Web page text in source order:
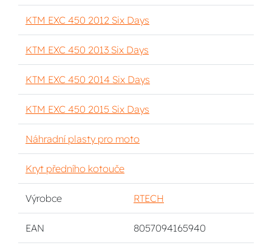
KTM EXC 450 2012 Six Days
KTM EXC 450 2013 Six Days
KTM EXC 450 2014 Six Days
KTM EXC 450 2015 Six Days
Náhradní plasty pro moto
Kryt předního kotouče
Výrobce RTECH
EAN 8057094165940